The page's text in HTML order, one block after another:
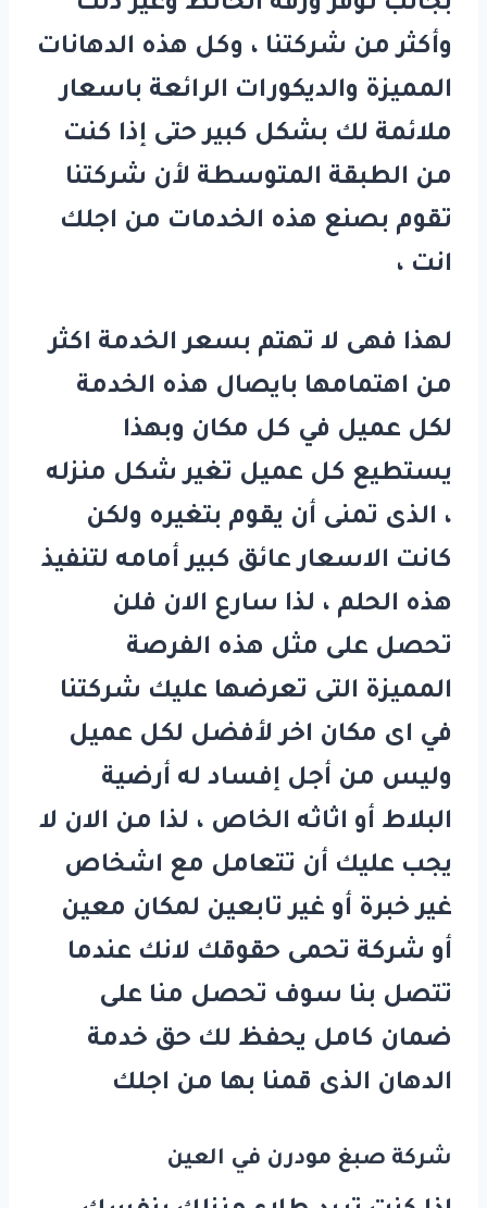
وأكثر من شركتنا ، وكل هذه الدهانات
المميزة والديكورات الرائعة باسعار
ملائمة لك بشكل كبير حتى إذا كنت
من الطبقة المتوسطة لأن شركتنا
تقوم بصنع هذه الخدمات من اجلك
انت ،
لهذا فهى لا تهتم بسعر الخدمة اكثر
من اهتمامها بايصال هذه الخدمة
لكل عميل في كل مكان وبهذا
يستطيع كل عميل تغير شكل منزله
، الذى تمنى أن يقوم بتغيره ولكن
كانت الاسعار عائق كبير أمامه لتنفيذ
هذه الحلم ، لذا سارع الان فلن
تحصل على مثل هذه الفرصة
المميزة التى تعرضها عليك شركتنا
في اى مكان اخر لأفضل لكل عميل
وليس من أجل إفساد له أرضية
البلاط أو اثاثه الخاص ، لذا من الان لا
يجب عليك أن تتعامل مع اشخاص
غير خبرة أو غير تابعين لمكان معين
أو شركة تحمى حقوقك لانك عندما
تتصل بنا سوف تحصل منا على
ضمان كامل يحفظ لك حق خدمة
الدهان الذى قمنا بها من اجلك
شركة صبغ مودرن في العين